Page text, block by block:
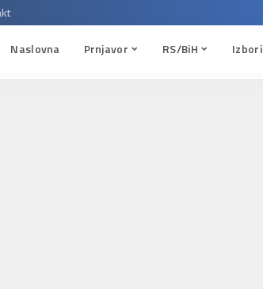
Naslovna Prnjavor RS/BiH Izbori